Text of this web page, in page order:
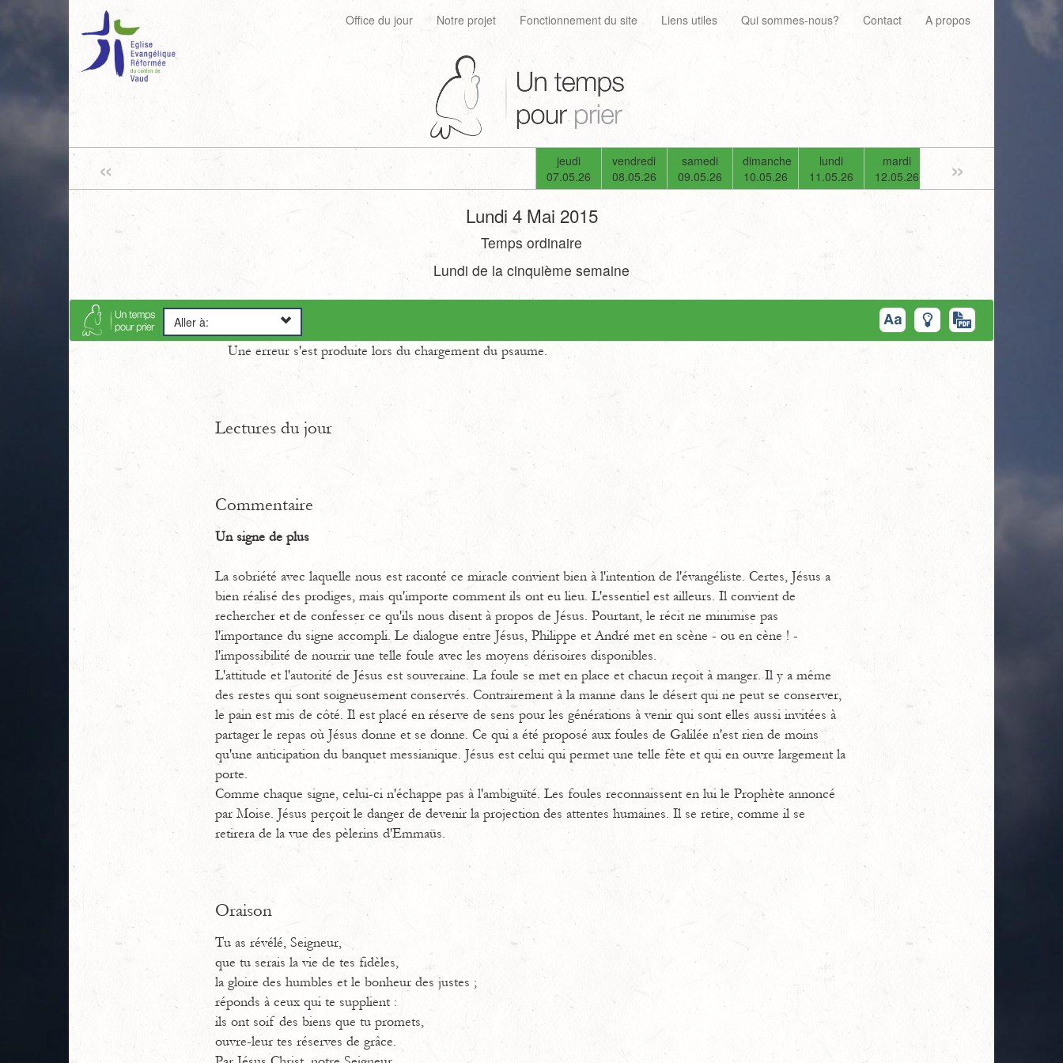
Office du jour Notre projet Fonctionnement du site Liens utiles Qui sommes-nous? Contact A propos
«
jeudi
07.05.26
vendredi
08.05.26
samedi
09.05.26
dimanche
10.05.26
lundi
11.05.26
mardi
12.05.26
13.05.26
»
Lundi 4 Mai 2015
Temps ordinaire
Lundi de la cinquième semaine
Aller à:
Une erreur s'est produite lors du chargement du psaume.
Lectures du jour
Commentaire
Un signe de plus
La sobriété avec laquelle nous est raconté ce miracle convient bien à l'intention de l'évangéliste. Certes, Jésus a
bien réalisé des prodiges, mais qu'importe comment ils ont eu lieu. L'essentiel est ailleurs. Il convient de
rechercher et de confesser ce qu'ils nous disent à propos de Jésus. Pourtant, le récit ne minimise pas
l'importance du signe accompli. Le dialogue entre Jésus, Philippe et André met en scène - ou en cène ! -
l'impossibilité de nourrir une telle foule avec les moyens dérisoires disponibles.
L'attitude et l'autorité de Jésus est souveraine. La foule se met en place et chacun reçoit à manger. Il y a même
des restes qui sont soigneusement conservés. Contrairement à la manne dans le désert qui ne peut se conserver,
le pain est mis de côté. Il est placé en réserve de sens pour les générations à venir qui sont elles aussi invitées à
partager le repas où Jésus donne et se donne. Ce qui a été proposé aux foules de Galilée n'est rien de moins
qu'une anticipation du banquet messianique. Jésus est celui qui permet une telle fête et qui en ouvre largement la
porte.
Comme chaque signe, celui-ci n'échappe pas à l'ambiguïté. Les foules reconnaissent en lui le Prophète annoncé
par Moise. Jésus perçoit le danger de devenir la projection des attentes humaines. Il se retire, comme il se
retirera de la vue des pèlerins d'Emmaüs.
Oraison
Tu as révélé, Seigneur,
que tu serais la vie de tes fidèles,
la gloire des humbles et le bonheur des justes ;
réponds à ceux qui te supplient :
ils ont soif des biens que tu promets,
ouvre-leur tes réserves de grâce.